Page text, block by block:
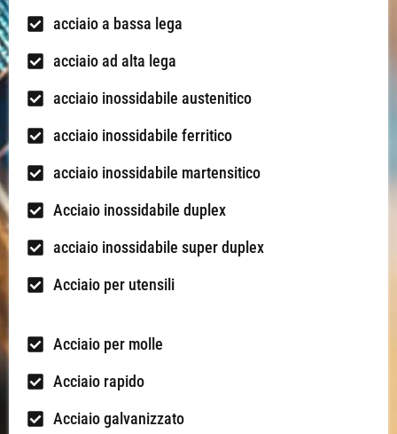
acciaio a bassa lega
acciaio ad alta lega
acciaio inossidabile austenitico
acciaio inossidabile ferritico
acciaio inossidabile martensitico
Acciaio inossidabile duplex
acciaio inossidabile super duplex
Acciaio per utensili
Acciaio per molle
Acciaio rapido
Acciaio galvanizzato